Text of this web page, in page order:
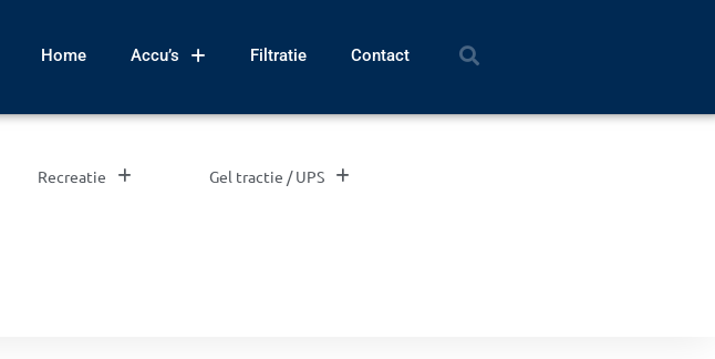
Home Accu’s Filtratie Contact
Recreatie Gel tractie / UPS